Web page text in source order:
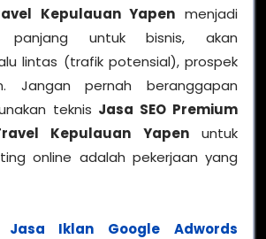
Kepulauan Yapen menjadi
untuk bisnis, akan
lintas (trafik potensial), prospek
Jangan pernah beranggapan
teknis Jasa SEO Premium
Kepulauan Yapenuntuk
online adalah pekerjaan yang
Jasa Iklan Google Adwords